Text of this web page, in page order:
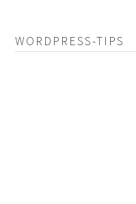
WORDPRESS-TIPS